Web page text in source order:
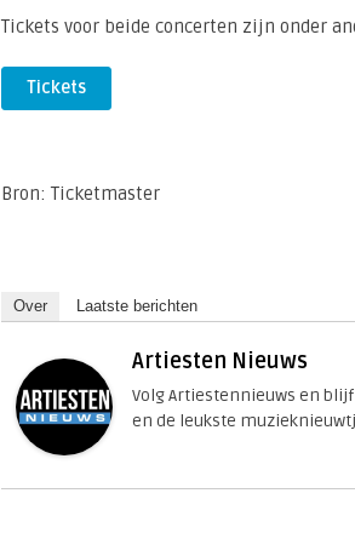
Tickets voor beide concerten zijn onder
Tickets
Bron: Ticketmaster
Over Laatste berichten
Artiesten Nieuws
Volg Artiestennieuws en
en de leukste